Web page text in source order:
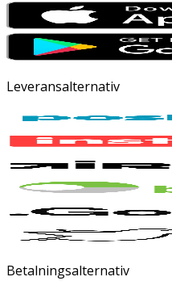
Leveransalternativ
Betalningsalternativ